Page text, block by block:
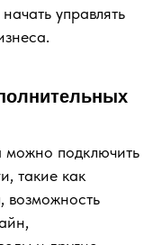
управлять
можно подключить
такие как
возможность